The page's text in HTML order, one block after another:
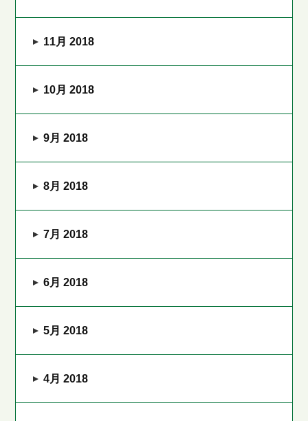
11月 2018
10月 2018
9月 2018
8月 2018
7月 2018
6月 2018
5月 2018
4月 2018